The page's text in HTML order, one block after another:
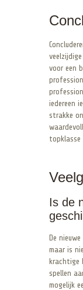
voor een
iedereen
strakke
Is de
De
maar is
krachtige
spellen
mogelijk